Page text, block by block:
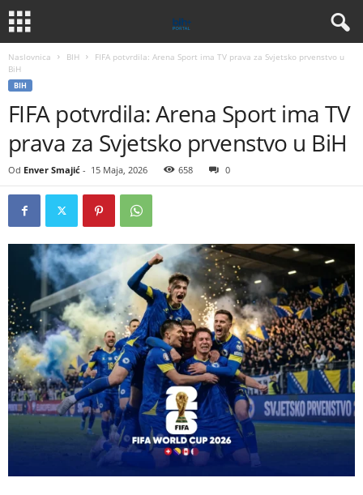
Naslovnica BIH
FIFA potvrdila: Arena Sport ima TV prava za Svjetsko prvenstvo u
BiH
BIH
FIFA potvrdila: Arena Sport ima TV
prava za Svjetsko prvenstvo u BiH
Od Enver Smajić - 15 Maja, 2026 658 0